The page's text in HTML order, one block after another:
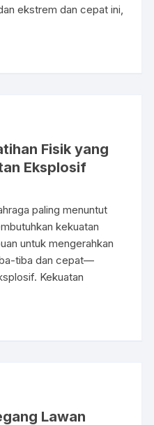
ekstrem dan cepat ini,
Fisik yang
Eksplosif
paling menuntut
kekuatan
untuk mengerahkan
tiba dan cepat—
Kekuatan
Lawan